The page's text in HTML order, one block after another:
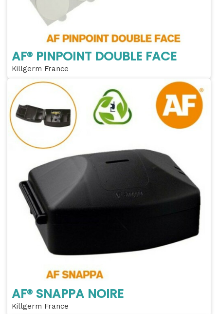
AF® PINPOINT DOUBLE FACE
Killgerm France
AF® SNAPPA NOIRE
Killgerm France